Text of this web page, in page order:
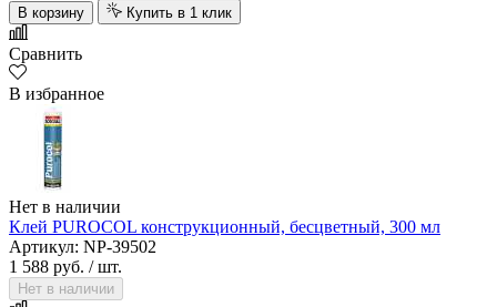
В корзину Купить в 1 клик
Сравнить
В избранное
Нет в наличии
Клей PUROCOL конструкционный, бесцветный, 300 мл
Артикул: NP-39502
1 588 руб. / шт.
Нет в наличии